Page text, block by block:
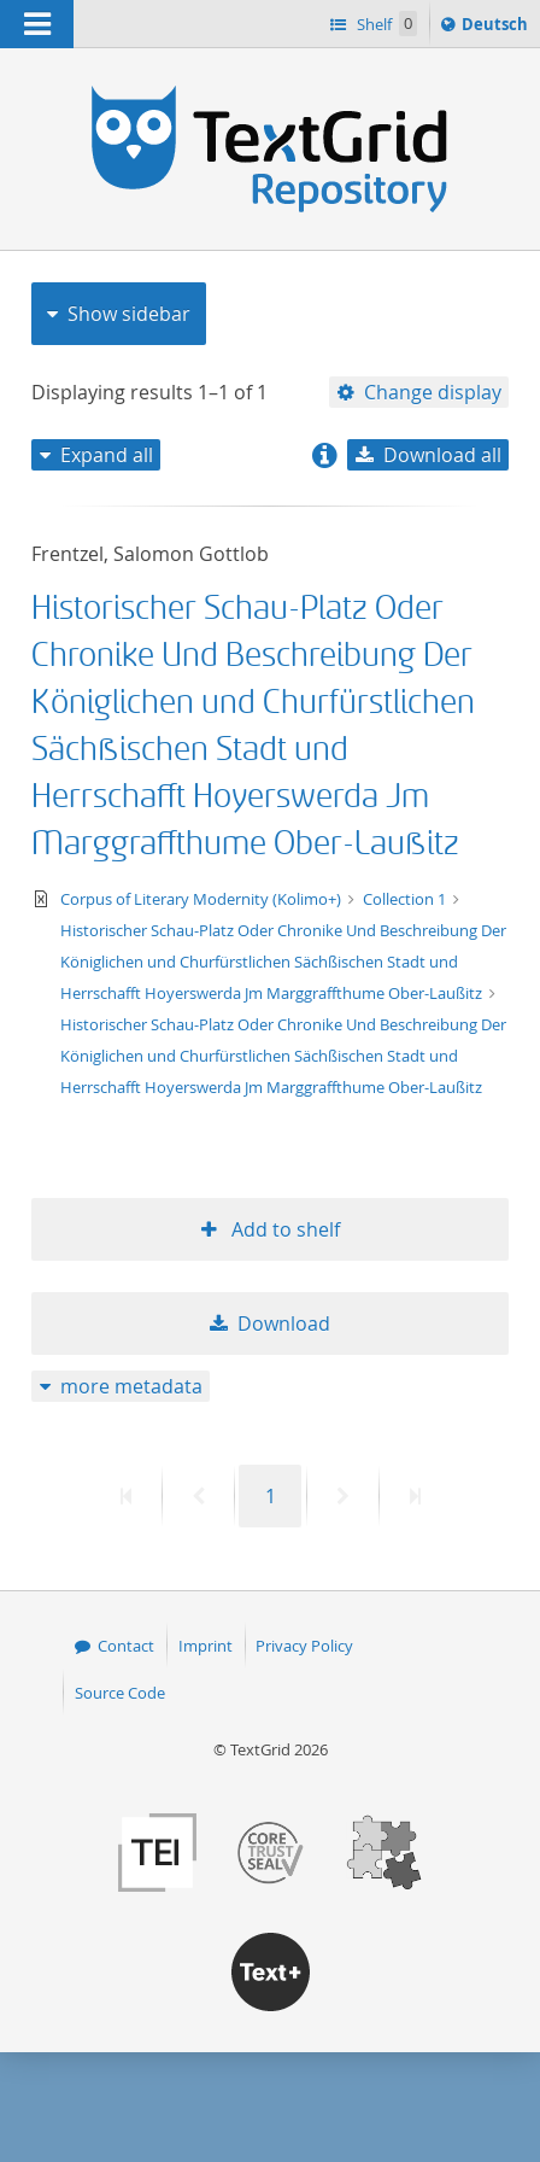
Navigation Shelf 0
Sprache
ï¿½ndern
Deutsch
Show sidebar
Displaying results 1–1 of1 Change display
title descending
format ascending
publication date
10
20
Expand all Download all
Frentzel, Salomon Gottlob
Historischer Schau-Platz Oder
Chronike Und Beschreibung Der
Königlichen und Churfürstlichen
Sächßischen Stadt und
Herrschafft Hoyerswerda Jm
Marggraffthume Ober-Laußitz
text/xml
Corpus of Literary Modernity (Kolimo+)
Collection 1
Historischer Schau-Platz Oder Chronike Und Beschreibung Der
Königlichen und Churfürstlichen Sächßischen Stadt und
Herrschafft Hoyerswerda Jm Marggraffthume Ober-Laußitz
Historischer Schau-Platz Oder Chronike Und Beschreibung Der
Königlichen und Churfürstlichen Sächßischen Stadt und
Herrschafft Hoyerswerda Jm Marggraffthume Ober-Laußitz
Add to shelf
Download
more metadata
PreviousPage
1
Contact Imprint Privacy Policy
Source Code
© TextGrid 2026